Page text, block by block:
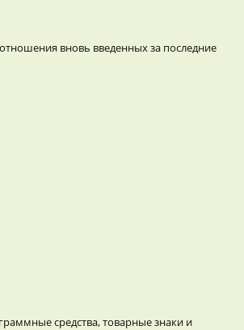
вновь введенных за последние
средства, товарные знаки и